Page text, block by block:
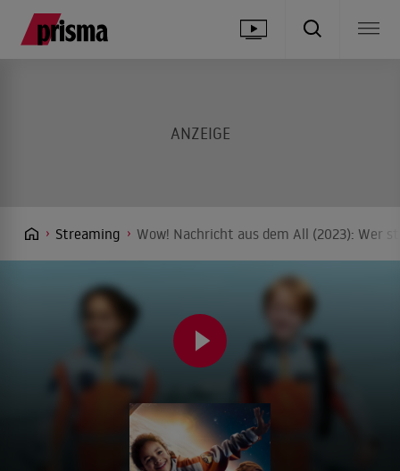
Streaming Wow! Nachricht aus dem All (2023): Wer